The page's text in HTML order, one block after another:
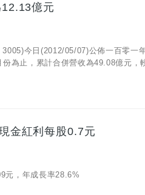
億元
今日(2012/05/07)公佈一百零
為止，累計合併營收為49.08億元，
金紅利每股0.7元
元，年成長率28.6%